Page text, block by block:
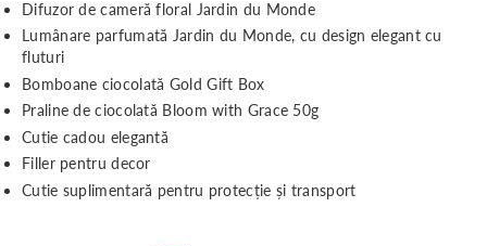
Difuzor de cameră floral Jardin du Monde
Lumânare parfumată Jardin du Monde, cu design elegant cu
fluturi
Bomboane ciocolată Gold Gift Box
Praline de ciocolată Bloom with Grace 50g
Cutie cadou elegantă
Filler pentru decor
Cutie suplimentară pentru protecție și transport